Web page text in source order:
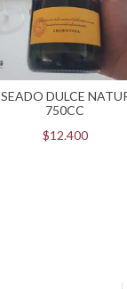
DULCE
750CC
$12.400